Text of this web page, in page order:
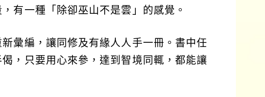
有一種「除卻巫山不是雲」的感覺。
彙編，讓同修及有緣人人手一冊。書中任
，只要用心來參，達到智境同輒，都能讓